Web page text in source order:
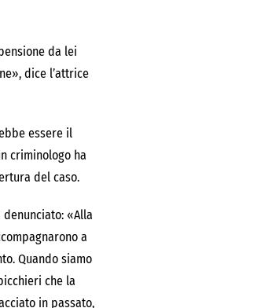
da lei
dice l’attrice
essere il
criminologo ha
del caso.
«Alla
a
Quando siamo
che la
in passato,